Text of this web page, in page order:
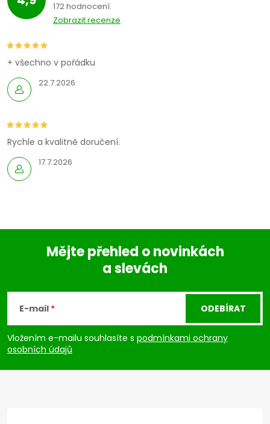
172 hodnocení
Zobrazit recenze
22.7.2026
+ všechno v pořádku
17.7.2026
Rychle a kvalitně doručení.
p
a
Mějte přehled o novinkách
a slevách
E-mail
Vložením e-mailu souhlasíte s podmínkami ochrany
osobních údajů
ODEBÍRAT